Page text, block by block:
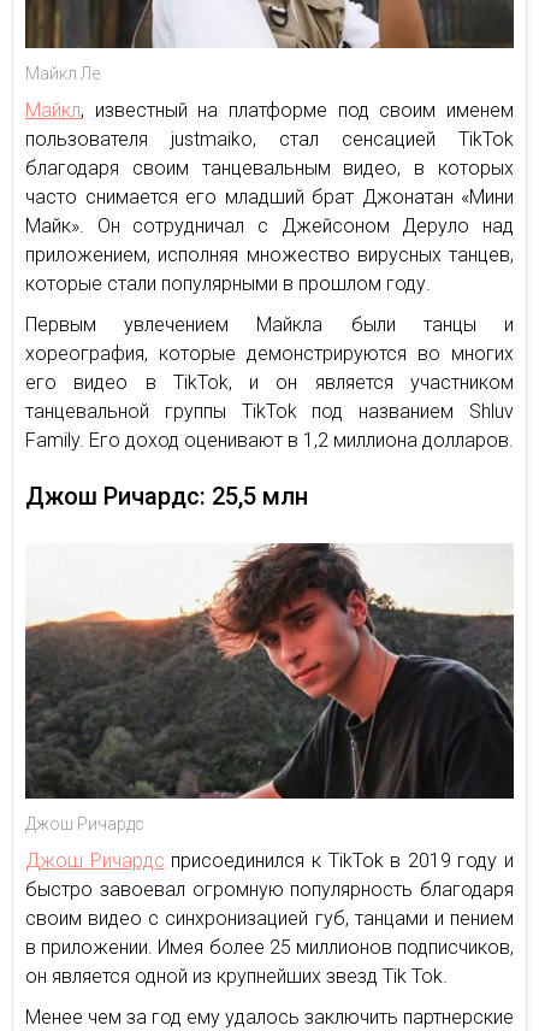
Майкл Ле
Майкл, известный на платформе под своим именем
пользователя justmaiko, стал сенсацией TikTok
благодаря своим танцевальным видео, в которых
часто снимается его младший брат Джонатан «Мини
Майк». Он сотрудничал с Джейсоном Деруло над
приложением, исполняя множество вирусных танцев,
которые стали популярными в прошлом году.
Первым увлечением Майкла были танцы и
хореография, которые демонстрируются во многих
его видео в TikTok, и он является участником
танцевальной группы TikTok под названием Shluv
Family. Его доход оценивают в 1,2 миллиона долларов.
Джош Ричардс: 25,5 млн
Джош Ричардс
Джош Ричардс присоединился к TikTok в 2019 году и
быстро завоевал огромную популярность благодаря
своим видео с синхронизацией губ, танцами и пением
в приложении. Имея более 25 миллионов подписчиков,
он является одной из крупнейших звезд Tik Tok.
Менее чем за год ему удалось заключить партнерские